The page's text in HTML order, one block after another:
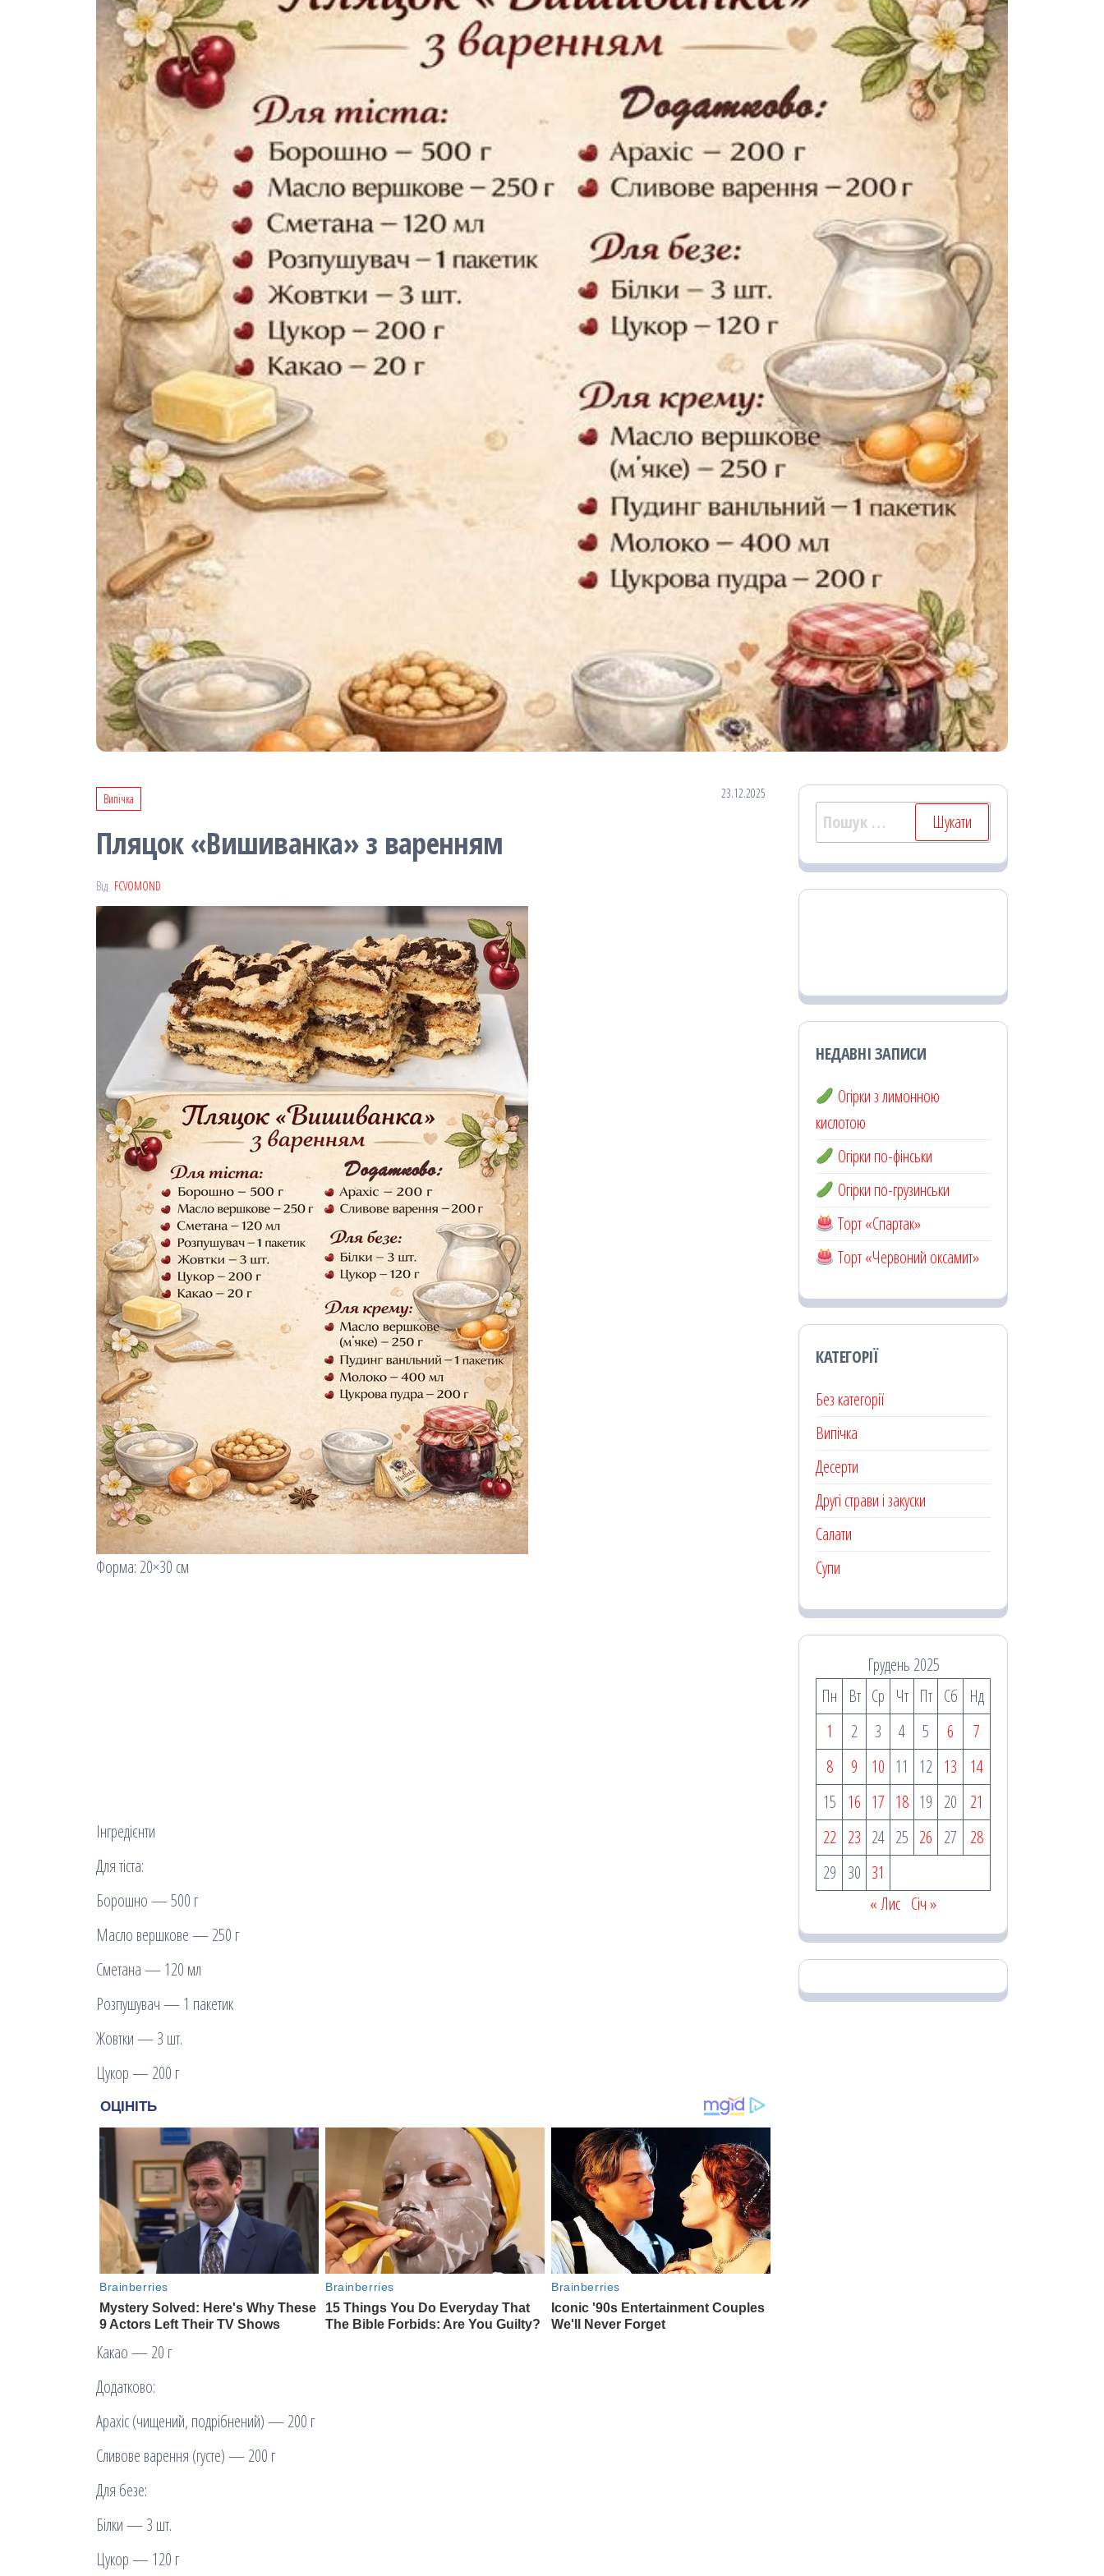
Випічка 23.12.2025
Пляцок «Вишиванка» з варенням
Від FCVOMOND
Форма: 20×30 см
Інгредієнти
Для тіста:
Борошно — 500 г
Масло вершкове — 250 г
Сметана — 120 мл
Розпушувач — 1 пакетик
Жовтки — 3 шт.
Цукор — 200 г
Какао — 20 г
Додатково:
Арахіс (чищений, подрібнений) — 200 г
Сливове варення (густе) — 200 г
Для безе:
Білки — 3 шт.
Цукор — 120 г
Пошук:
НЕДАВНІ ЗАПИСИ
Огірки з лимонною
кислотою
Огірки по-фінськи
Огірки по-грузинськи
Торт «Спартак»
Торт «Червоний оксамит»
КАТЕГОРІЇ
Без категорії
Випічка
Десерти
Другі страви і закуски
Салати
Супи
Грудень 2025
Пн
Вт Ср Чт Пт Сб
Нд
1
2 3 4 5 6
7
8
9 10 11 12 13
14
15 16 17 18 19 20
21
22 23 24 25 26 27
28
29 30 31
« Лис Січ »